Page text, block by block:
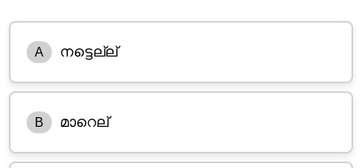
A നട്ടെല്ല്
B മാറെല്